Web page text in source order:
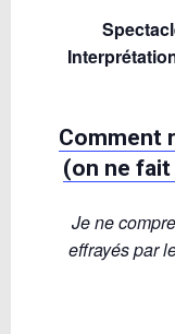
Comment
(on ne fait
Je ne
effrayés par